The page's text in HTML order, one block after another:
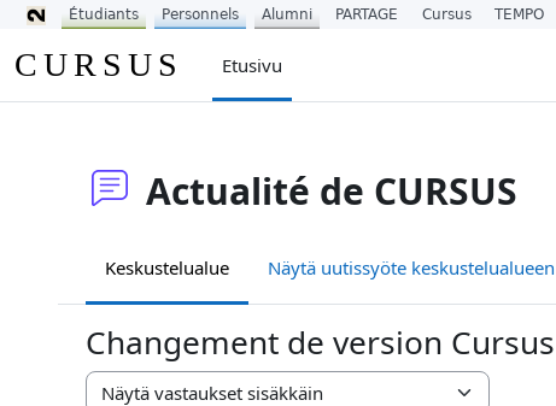
CURSUS Etusivu
Actualité de CURSUS
Keskustelualue Näytä uutissyöte
Changement de version
Étudiants Personnels Alumni PARTAGE Cursus TEMPO